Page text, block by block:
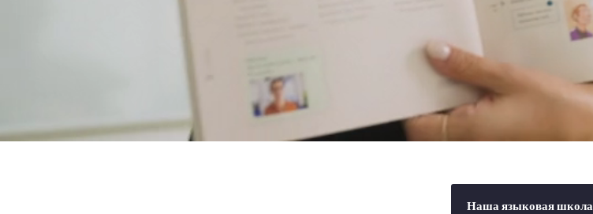
Наша языковая школа